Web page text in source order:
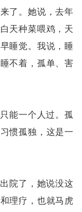
了。她说，去年
天种菜喂鸡，天
睡觉。我说，睡
不着，孤单、害
能一个人过。孤
惯孤独，这是一
院了，她说没这
理疗，也就马虎